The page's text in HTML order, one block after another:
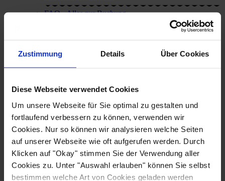
Zustimmung Details Über Cookies
Diese Webseite verwendet Cookies
Um unsere Webseite für Sie optimal zu gestalten und
fortlaufend verbessern zu können, verwenden wir
Cookies. Nur so können wir analysieren welche Seiten
auf unserer Webseite wie oft aufgerufen werden. Durch
Klicken auf "Okay" stimmen Sie der Verwendung aller
Cookies zu. Unter "Auswahl erlauben" können Sie selbst
bestimmen welche Art von Cookies geladen werden
FAQ - Alles zur Buchung
AKTUELLES - Alle Neuigkeiten
Termine & Veranstaltungen
So erreichen Sie uns!
Kontaktieren Sie uns!
Noch Fragen? Kontaktiere Sie uns!
Wir sind bemüht innerhalb eines Werktages zu antworten.